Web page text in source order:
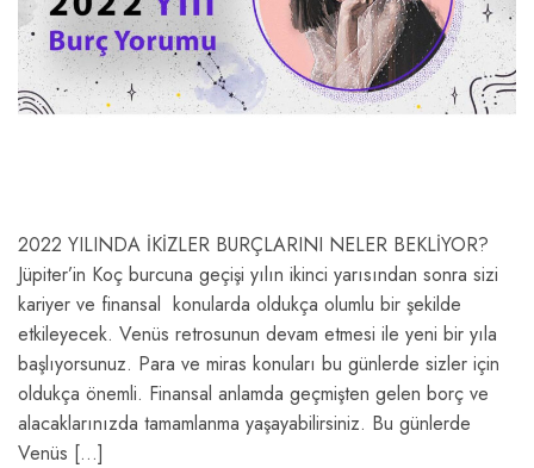
2022 YILINDA İKİZLER BURÇLARINI NELER BEKLİYOR?
Jüpiter’in Koç burcuna geçişi yılın ikinci yarısından sonra sizi
kariyer ve finansal konularda oldukça olumlu bir şekilde
etkileyecek. Venüs retrosunun devam etmesi ile yeni bir yıla
başlıyorsunuz. Para ve miras konuları bu günlerde sizler için
oldukça önemli. Finansal anlamda geçmişten gelen borç ve
alacaklarınızda tamamlanma yaşayabilirsiniz. Bu günlerde
Venüs […]